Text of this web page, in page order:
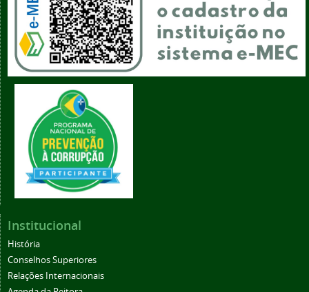
Institucional
História
Conselhos Superiores
Relações Internacionais